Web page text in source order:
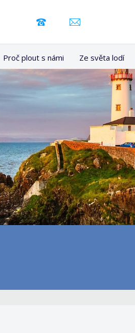
Proč plout s námi Ze světa lodí